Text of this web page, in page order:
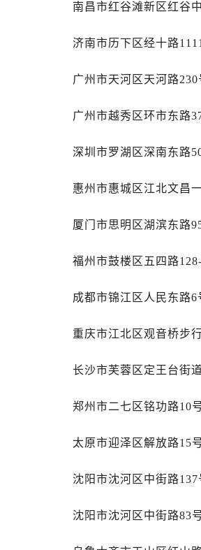
吉林省辽源市
吉林省四平市
吉林省通化市
辽宁省鞍山市
辽宁省朝阳市
辽宁省抚顺市
辽宁省阜新
辽宁省锦州市
辽宁省盘锦市
辽宁省铁岭
辽宁省营口市
辽宁省沈阳
辽宁省沈阳市
北京市朝阳
北京市东城区
河北省保定
内蒙古自治区
内蒙古自治
内蒙古自治
内蒙古自治区
南昌市红谷滩新区红谷
济南市历下区经十路
广州市天河区天河路
广州市越秀区环市东路
深圳市罗湖区深南东路
惠州市惠城区江北文昌
厦门市思明区湖滨东路
福州市鼓楼区五四路
成都市锦江区人民东路
重庆市江北区观音桥步
长沙市芙蓉区定王台街
郑州市二七区铭功路10
太原市迎泽区解放路15
沈阳市沈河区中街路
沈阳市沈河区中街路83